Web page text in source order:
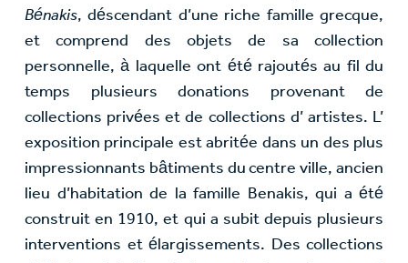
Bénakis, déscendant d’une riche famille grecque,
et comprend des objets de sa collection
personnelle, à laquelle ont été rajoutés au fil du
temps plusieurs donations provenant de
collections privées et de collections d’ artistes. L’
exposition principale est abritée dans un des plus
impressionnants bâtiments du centre ville, ancien
lieu d’habitation de la famille Benakis, qui a été
construit en 1910, et qui a subit depuis plusieurs
interventions et élargissements. Des collections